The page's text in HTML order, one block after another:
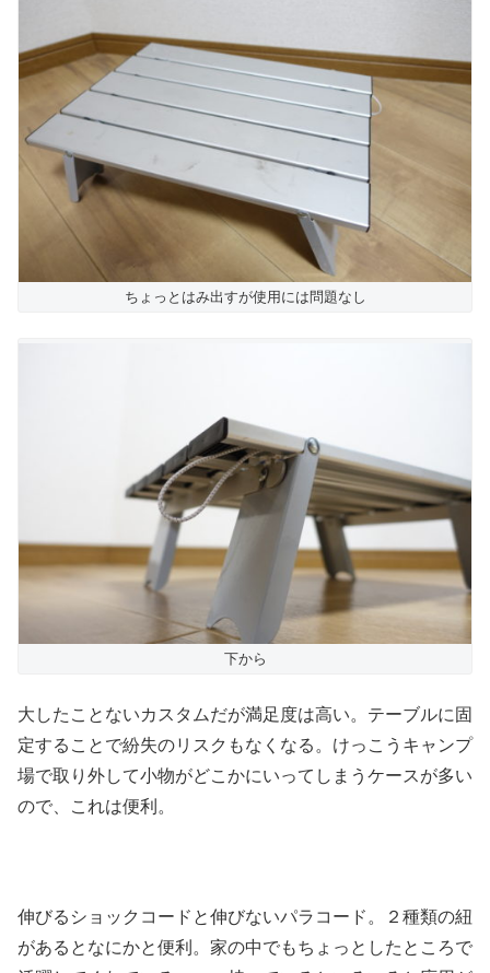
ちょっとはみ出すが使用には問題なし
下から
大したことないカスタムだが満足度は高い。テーブルに固
定することで紛失のリスクもなくなる。けっこうキャンプ
場で取り外して小物がどこかにいってしまうケースが多い
ので、これは便利。
伸びるショックコードと伸びないパラコード。２種類の紐
があるとなにかと便利。家の中でもちょっとしたところで